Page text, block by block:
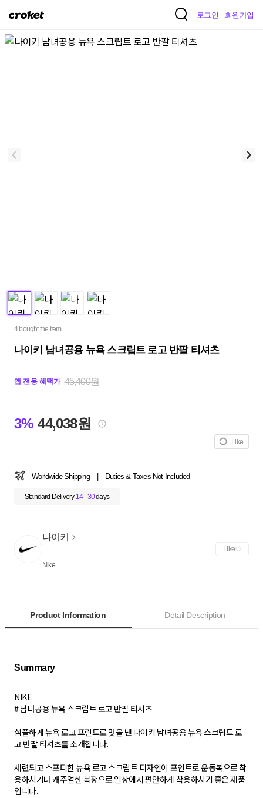
크
켓
로그인 회원가입
4 bought the item
나이키 남녀공용 뉴욕 스크립트 로고 반팔 티셔츠
앱 전용 혜택가 45,400원
3% 44,038원
Like
Worldwide Shipping Duties & Taxes Not Included
Standard Delivery 14 - 30days
나이키
Nike
Like
Product Information Detail Description
Summary
NIKE
# 남녀공용 뉴욕 스크립트 로고 반팔 티셔츠
심플하게 뉴욕 로고 프린트로 멋을 낸 나이키 남녀공용 뉴욕 스크립트 로
고 반팔 티셔츠를 소개합니다.
세련되고 스포티한 뉴욕 로고 스크립트 디자인이 포인트로 운동복으로 착
용하시거나 캐주얼한 복장으로 일상에서 편안하게 착용하시기 좋은 제품
입니다.